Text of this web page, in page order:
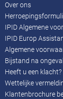
Over ons
IPID Algemene
IPID Europ
Algemene
Bijstand na
Heeft u een klacht?
Wettelijke
Klantenbrochure